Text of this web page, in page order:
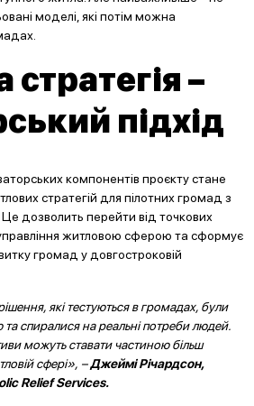
моделі, які потім можна
–
підхід
компонентів проєкту стане
стратегій для пілотних громад з
дозволить перейти від точкових
житловою сферою та сформує
громад у довгостроковій
які тестуються в громадах, були
спиралися на реальні потреби людей.
можуть ставати частиною більш
сфері», –Джеймі Річардсон,
Relief Services.